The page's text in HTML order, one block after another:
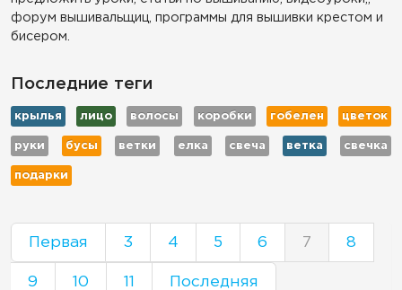
форум вышивальщиц, программы для вышивки крестом и
бисером.
Последние теги
крылья лицо волосы коробки гобелен цветок
руки бусы ветки елка свеча ветка свечка
подарки
Первая 3 4 5 6 7 8
9 10 11 Последняя